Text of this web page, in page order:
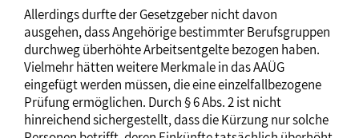
Allerdings durfte der Gesetzgeber nicht davon
ausgehen, dass Angehörige bestimmter Berufsgruppen
durchweg überhöhte Arbeitsentgelte bezogen haben.
Vielmehr hätten weitere Merkmale in das AAÜG
eingefügt werden müssen, die eine einzelfallbezogene
Prüfung ermöglichen. Durch § 6 Abs. 2 ist nicht
hinreichend sichergestellt, dass die Kürzung nur solche